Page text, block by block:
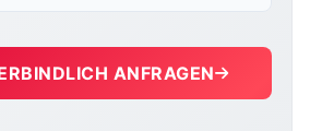
ANFRAGEN